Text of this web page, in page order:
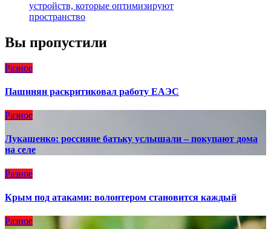
устройств, которые оптимизируют
пространство
Вы пропустили
Разное
Пашинян раскритиковал работу ЕАЭС
Разное
Лукашенко: россияне батьку услышали – покупают дома
на селе
Разное
Крым под атаками: волонтером становится каждый
Разное